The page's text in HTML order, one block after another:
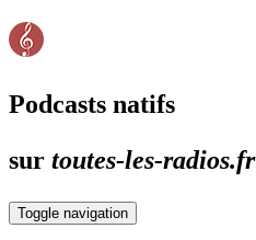
Podcasts natifs
sur toutes-les-radios.fr
Toggle navigation